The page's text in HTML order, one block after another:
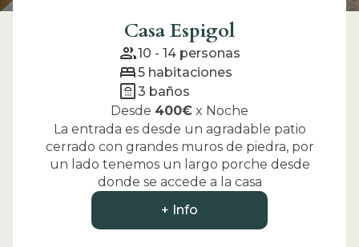
Casa Espigol
group10 - 14 personas
bed5 habitaciones
bathroom 3 baños
Desde 400€ x Noche
La entrada es desde un agradable patio
cerrado con grandes muros de piedra, por
un lado tenemos un largo porche desde
donde se accede a la casa
+ Info